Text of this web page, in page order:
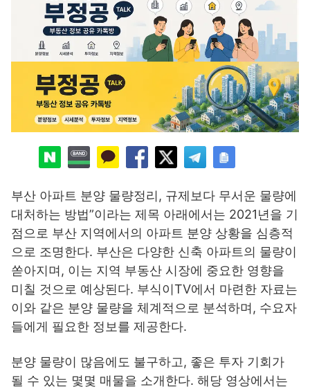
부산 아파트 분양 물량정리, 규제보다 무서운 물량에
대처하는 방법”이라는 제목 아래에서는 2021년을 기
점으로 부산 지역에서의 아파트 분양 상황을 심층적
으로 조명한다. 부산은 다양한 신축 아파트의 물량이
쏟아지며, 이는 지역 부동산 시장에 중요한 영향을
미칠 것으로 예상된다. 부식이TV에서 마련한 자료는
이와 같은 분양 물량을 체계적으로 분석하며, 수요자
들에게 필요한 정보를 제공한다.
분양 물량이 많음에도 불구하고, 좋은 투자 기회가
될 수 있는 몇몇 매물을 소개한다. 해당 영상에서는